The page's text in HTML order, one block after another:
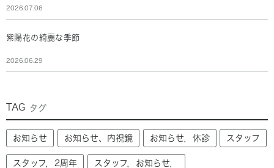
2026.07.06
紫陽花の綺麗な季節
2026.06.29
TAG タグ
お知らせ お知らせ、内視鏡 お知らせ，休診 スタッフ
スタッフ，2周年 スタッフ，お知らせ，